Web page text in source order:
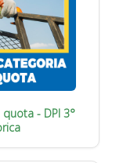
- DPI 3°